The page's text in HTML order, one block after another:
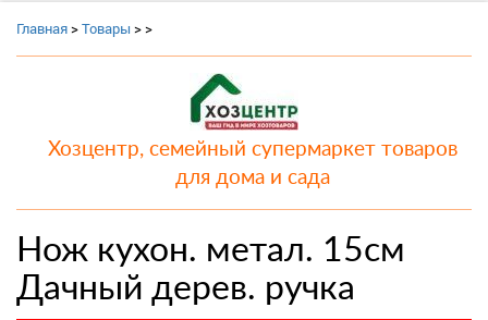
Главная>Товары >>
Хозцентр, семейный супермаркет товаров
для дома и сада
Нож кухон. метал. 15см
Дачный дерев. ручка